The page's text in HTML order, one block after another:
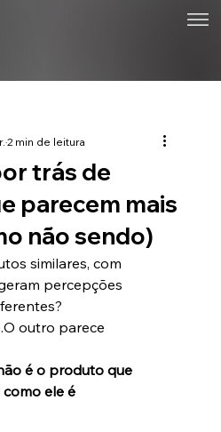
trás de
parecem mais
não sendo)
2 min de leitura
similares, com
percepções
outro parece
é o produto que
ele é